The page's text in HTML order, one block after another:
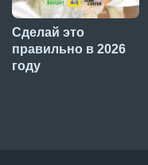
Сделай это
правильно в 2026
году